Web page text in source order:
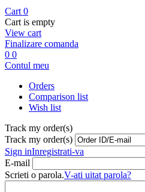
Cart 0
Cart is empty
View cart
Finalizare comanda
0 0
Contul meu
Orders
Comparison list
Wish list
Track my order(s)
Track my order(s)
Sign inInregistrati-va
E-mail
Scrieti o parola.V-ati uitat parola?